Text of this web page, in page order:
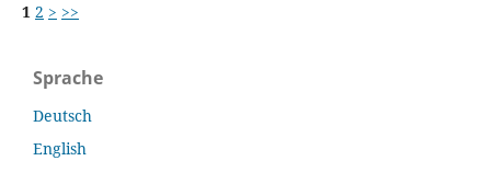
1 2 > >>
Sprache
Deutsch
English